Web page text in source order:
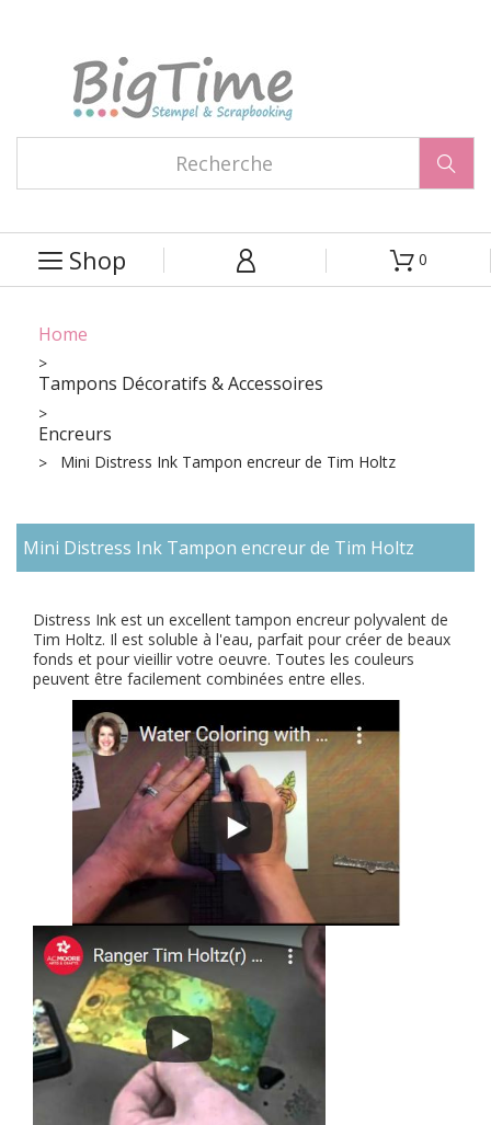

 Shop   0
Home
Tampons Décoratifs & Accessoires
Encreurs
Mini Distress Ink Tampon encreur de Tim Holtz
Mini Distress Ink Tampon encreur de Tim Holtz
Distress Ink est un excellent tampon encreur polyvalent de
Tim Holtz. Il est soluble à l'eau, parfait pour créer de beaux
fonds et pour vieillir votre oeuvre. Toutes les couleurs
peuvent être facilement combinées entre elles.